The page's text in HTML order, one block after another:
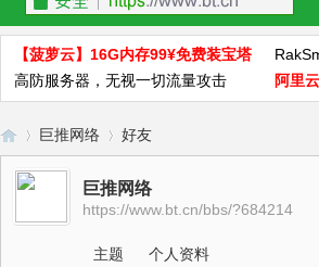
【菠萝云】16G内存99¥免费装宝塔
高防服务器，无视一切流量攻击
阿里
宝›
巨推网络 好友
巨推网络
https://www.bt.cn/bbs/?684214
主题 个人资料